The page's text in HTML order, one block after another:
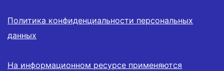
Политика конфиденциальности персональных
данных
На информационном ресурсе применяются